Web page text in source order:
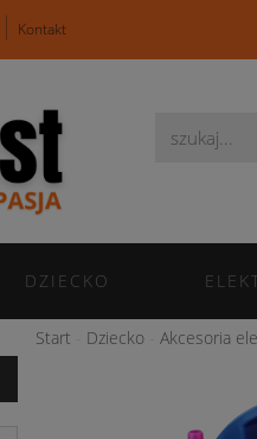
Kontakt
DZIECKO
Start Dziecko Akcesoria